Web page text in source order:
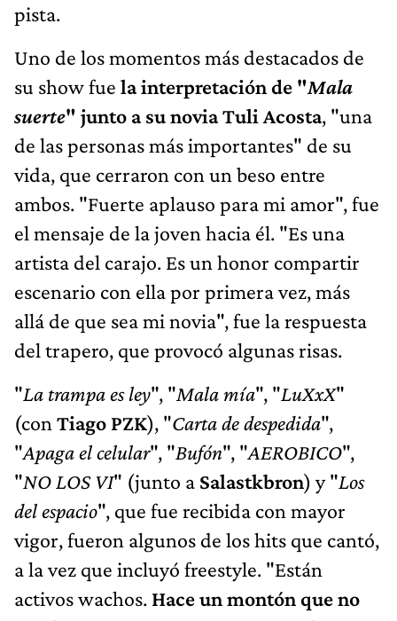
pista.
Uno de los momentos más destacados de
su show fue la interpretación de "Mala
suerte" junto a su novia Tuli Acosta, "una
de las personas más importantes" de su
vida, que cerraron con un beso entre
ambos. "Fuerte aplauso para mi amor", fue
el mensaje de la joven hacia él. "Es una
artista del carajo. Es un honor compartir
escenario con ella por primera vez, más
allá de que sea mi novia", fue la respuesta
del trapero, que provocó algunas risas.
"La trampa es ley", "Mala mía", "LuXxX"
(con Tiago PZK), "Carta de despedida",
"Apaga el celular", "Bufón", "AEROBICO",
"NO LOS VI" (junto a Salastkbron) y "Los
del espacio", que fue recibida con mayor
vigor, fueron algunos de los hits que cantó,
a la vez que incluyó freestyle. "Están
activos wachos. Hace un montón que no